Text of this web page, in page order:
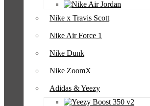
Nike x Travis Scott
Nike Air Force 1
Nike Dunk
Nike ZoomX
Adidas & Yeezy